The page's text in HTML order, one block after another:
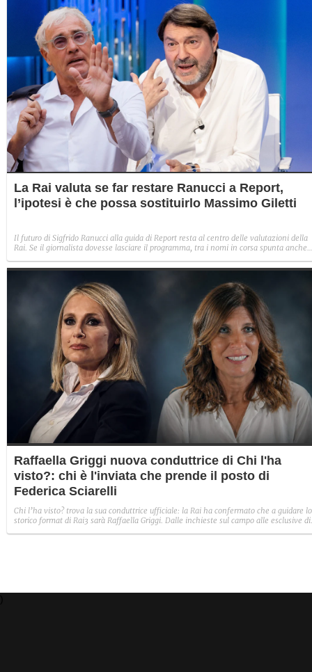
La Rai valuta se far restare Ranucci a Report,
l’ipotesi è che possa sostituirlo Massimo Giletti
Il futuro di Sigfrido Ranucci alla guida di Report resta al centro delle valutazioni della
Rai. Se il giornalista dovesse lasciare il programma, tra i nomi in corsa spunta anche
Raffaella Griggi nuova conduttrice di Chi l'ha
visto?: chi è l'inviata che prende il posto di
Federica Sciarelli
Chi l’ha visto? trova la sua conduttrice ufficiale: la Rai ha confermato che a guidare lo
storico format di Rai3 sarà Raffaella Griggi. Dalle inchieste sul campo alle esclusive di